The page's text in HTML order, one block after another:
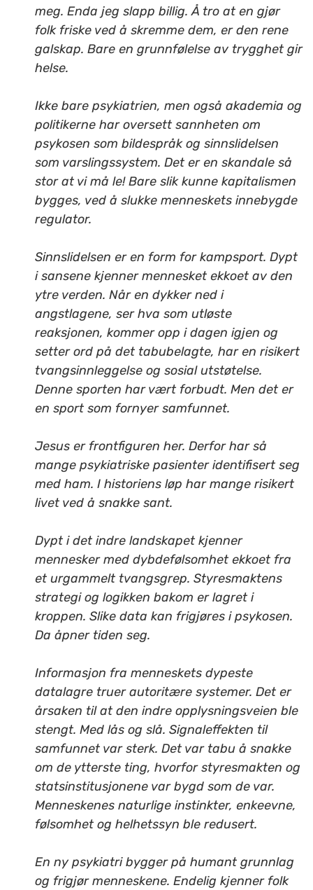
meg. Enda jeg slapp billig. Å tro at en gjør
folk friske ved å skremme dem, er den rene
galskap. Bare en grunnfølelse av trygghet gir
helse.
Ikke bare psykiatrien, men også akademia og
politikerne har oversett sannheten om
psykosen som bildespråk og sinnslidelsen
som varslingssystem. Det er en skandale så
stor at vi må le! Bare slik kunne kapitalismen
bygges, ved å slukke menneskets innebygde
regulator.
Sinnslidelsen er en form for kampsport. Dypt
i sansene kjenner mennesket ekkoet av den
ytre verden. Når en dykker ned i
angstlagene, ser hva som utløste
reaksjonen, kommer opp i dagen igjen og
setter ord på det tabubelagte, har en risikert
tvangsinnleggelse og sosial utstøtelse.
Denne sporten har vært forbudt. Men det er
en sport som fornyer samfunnet.
Jesus er frontfiguren her. Derfor har så
mange psykiatriske pasienter identifisert seg
med ham. I historiens løp har mange risikert
livet ved å snakke sant.
Dypt i det indre landskapet kjenner
mennesker med dybdefølsomhet ekkoet fra
et urgammelt tvangsgrep. Styresmaktens
strategi og logikken bakom er lagret i
kroppen. Slike data kan frigjøres i psykosen.
Da åpner tiden seg.
Informasjon fra menneskets dypeste
datalagre truer autoritære systemer. Det er
årsaken til at den indre opplysningsveien ble
stengt. Med lås og slå. Signaleffekten til
samfunnet var sterk. Det var tabu å snakke
om de ytterste ting, hvorfor styresmakten og
statsinstitusjonene var bygd som de var.
Menneskenes naturlige instinkter, enkeevne,
følsomhet og helhetssyn ble redusert.
En ny psykiatri bygger på humant grunnlag
og frigjør menneskene. Endelig kjenner folk